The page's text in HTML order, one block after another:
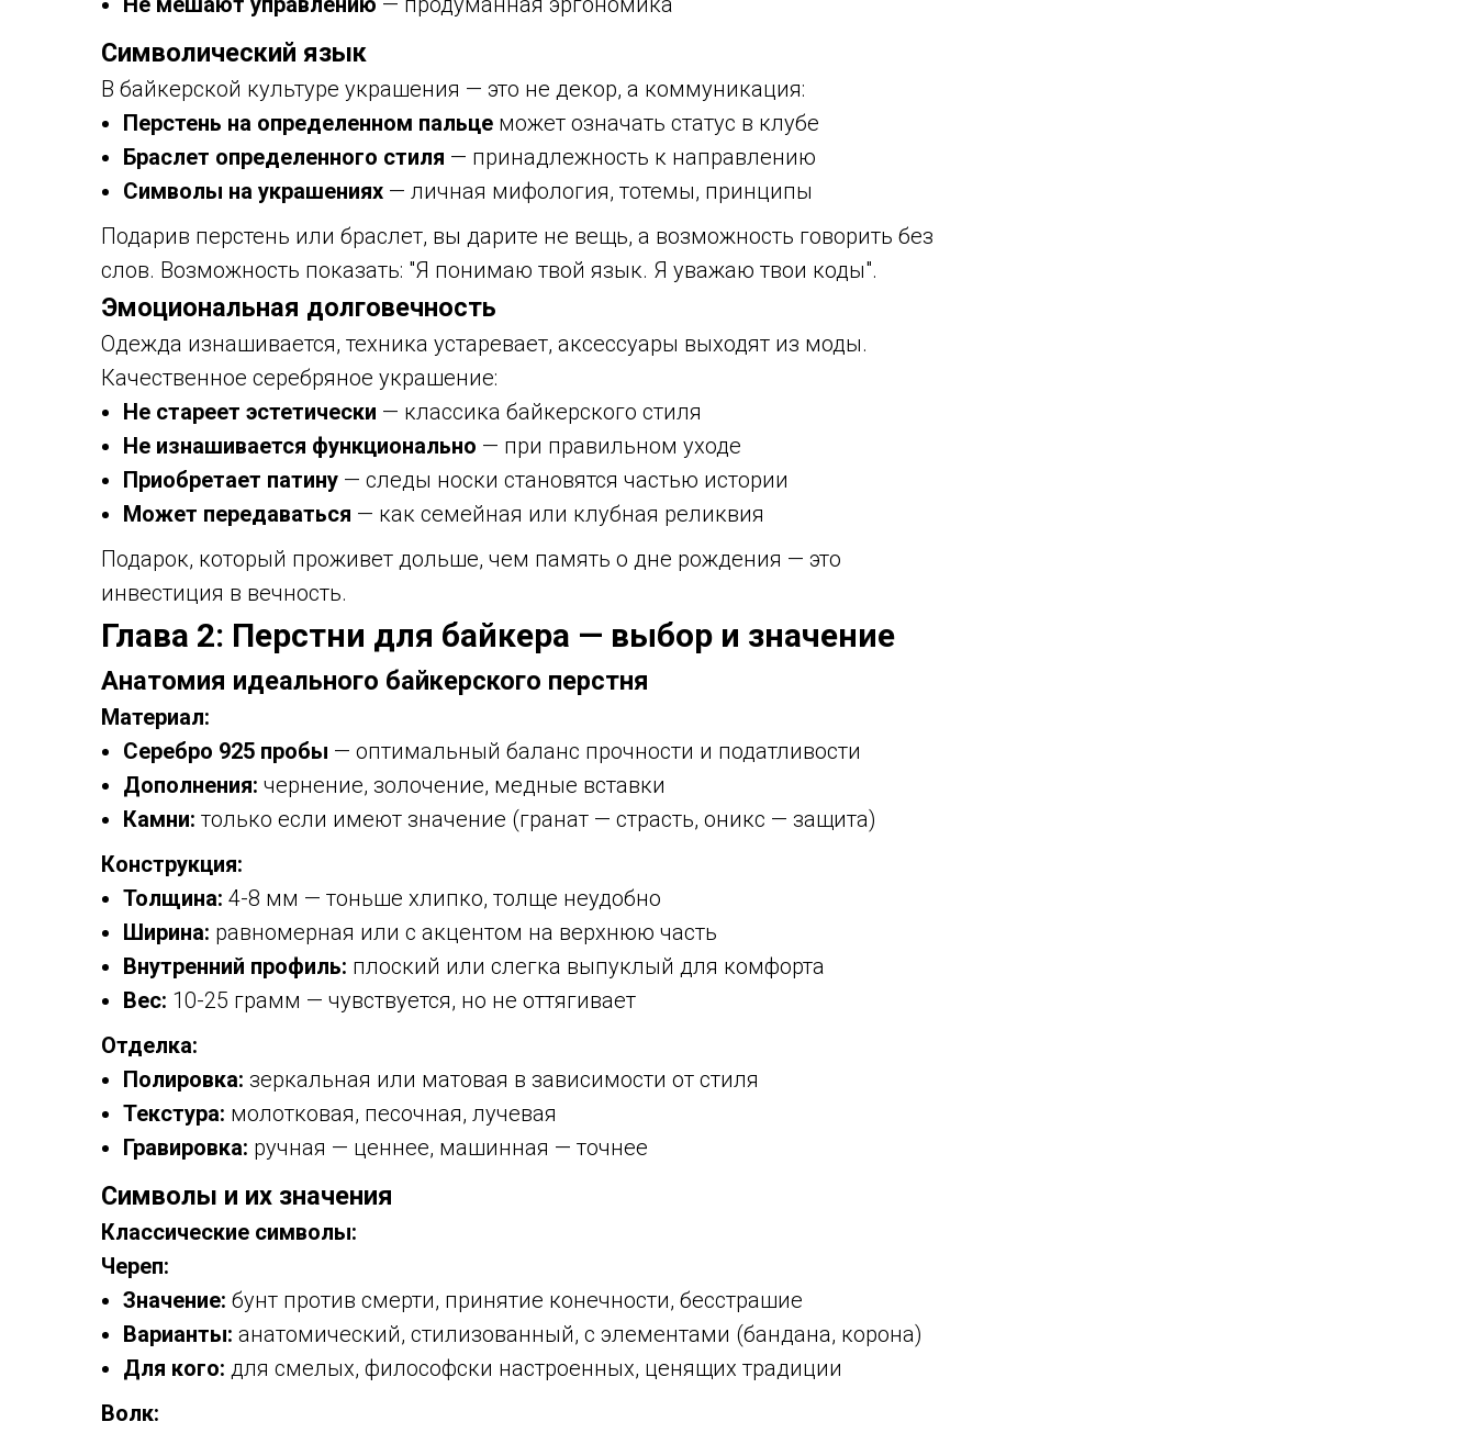
Символический язык
В байкерской культуре украшения — это не декор, а коммуникация:
Перстень на определенном пальце может означать статус в клубе
Браслет определенного стиля — принадлежность к направлению
Символы на украшениях — личная мифология, тотемы, принципы
Подарив перстень или браслет, вы дарите не вещь, а возможность говорить без
слов. Возможность показать: "Я понимаю твой язык. Я уважаю твои коды".
Эмоциональная долговечность
Одежда изнашивается, техника устаревает, аксессуары выходят из моды.
Качественное серебряное украшение:
Не стареет эстетически — классика байкерского стиля
Не изнашивается функционально — при правильном уходе
Приобретает патину — следы носки становятся частью истории
Может передаваться — как семейная или клубная реликвия
Подарок, который проживет дольше, чем память о дне рождения — это
инвестиция в вечность.
Глава 2: Перстни для байкера — выбор и значение
Анатомия идеального байкерского перстня
Материал:
Серебро 925 пробы — оптимальный баланс прочности и податливости
Дополнения: чернение, золочение, медные вставки
Камни: только если имеют значение (гранат — страсть, оникс — защита)
Конструкция:
Толщина: 4-8 мм — тоньше хлипко, толще неудобно
Ширина: равномерная или с акцентом на верхнюю часть
Внутренний профиль: плоский или слегка выпуклый для комфорта
Вес: 10-25 грамм — чувствуется, но не оттягивает
Отделка:
Полировка: зеркальная или матовая в зависимости от стиля
Текстура: молотковая, песочная, лучевая
Гравировка: ручная — ценнее, машинная — точнее
Символы и их значения
Классические символы:
Череп:
Значение: бунт против смерти, принятие конечности, бесстрашие
Варианты: анатомический, стилизованный, с элементами (бандана, корона)
Для кого: для смелых, философски настроенных, ценящих традиции
Волк: